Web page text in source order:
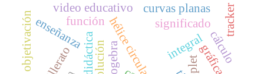
geogebra
hélice circular.
video educativo
enseñanza
curvas planas
significado
integral
función
solución cálculo
gráfica
objetivación tracker